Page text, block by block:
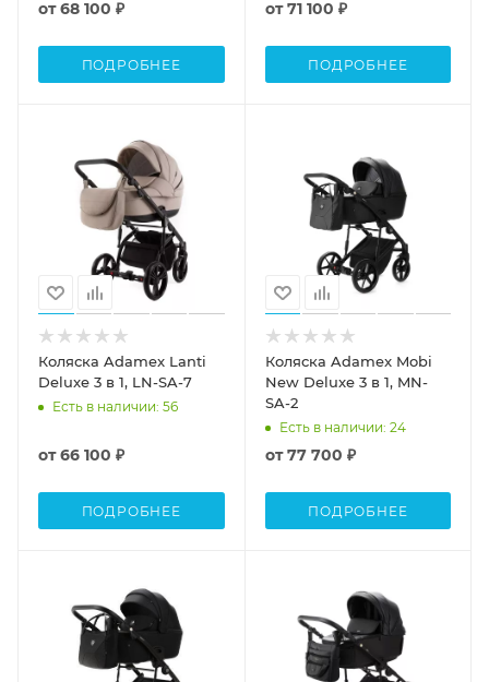
от68 100 ₽
ПОДРОБНЕЕ
от71 100 ₽
ПОДРОБНЕЕ
Коляска Adamex Lanti
Deluxe 3 в 1, LN-SA-7
Есть в наличии: 56
от66 100 ₽
ПОДРОБНЕЕ
Коляска Adamex Mobi
New Deluxe 3 в 1, MN-
SA-2
Есть в наличии: 24
от77 700 ₽
ПОДРОБНЕЕ